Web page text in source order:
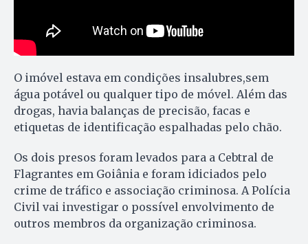
O imóvel estava em condições insalubres,sem
água potável ou qualquer tipo de móvel. Além das
drogas, havia balanças de precisão, facas e
etiquetas de identificação espalhadas pelo chão.
Os dois presos foram levados para a Cebtral de
Flagrantes em Goiânia e foram idiciados pelo
crime de tráfico e associação criminosa. A Polícia
Civil vai investigar o possível envolvimento de
outros membros da organização criminosa.